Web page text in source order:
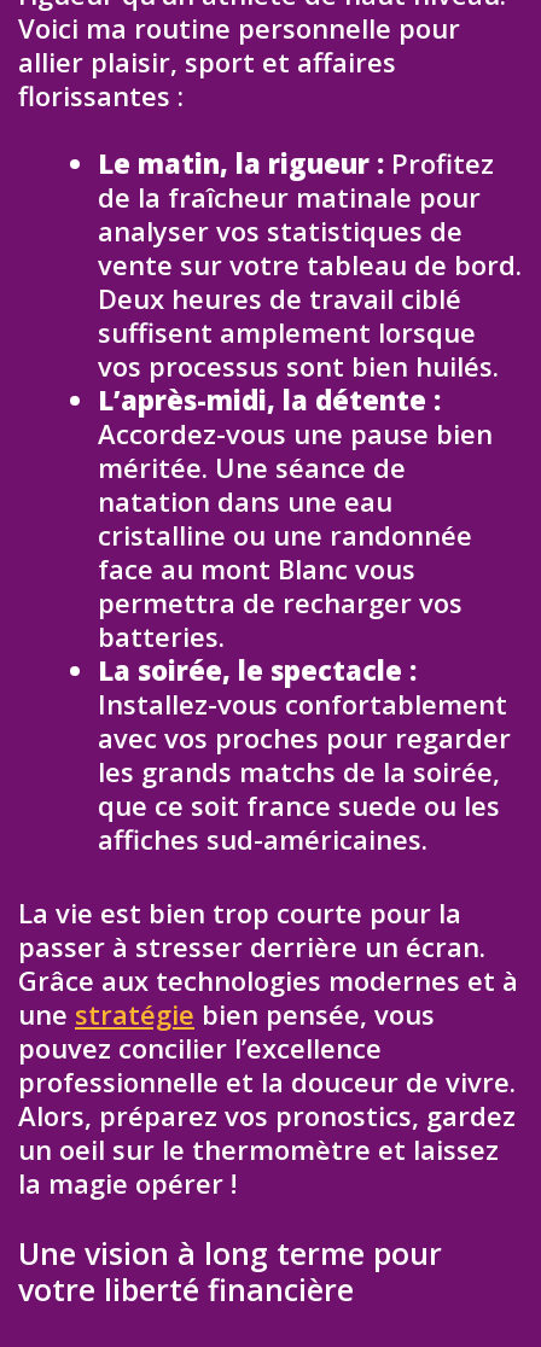
Voici ma routine personnelle pour
allier plaisir, sport et affaires
florissantes :
Le matin, la rigueur : Profitez
de la fraîcheur matinale pour
analyser vos statistiques de
vente sur votre tableau de bord.
Deux heures de travail ciblé
suffisent amplement lorsque
vos processus sont bien huilés.
L’après-midi, la détente :
Accordez-vous une pause bien
méritée. Une séance de
natation dans une eau
cristalline ou une randonnée
face au mont Blanc vous
permettra de recharger vos
batteries.
La soirée, le spectacle :
Installez-vous confortablement
avec vos proches pour regarder
les grands matchs de la soirée,
que ce soit france suede ou les
affiches sud-américaines.
La vie est bien trop courte pour la
passer à stresser derrière un écran.
Grâce aux technologies modernes et à
une stratégie bien pensée, vous
pouvez concilier l’excellence
professionnelle et la douceur de vivre.
Alors, préparez vos pronostics, gardez
un oeil sur le thermomètre et laissez
la magie opérer !
Une vision à long terme pour
votre liberté financière